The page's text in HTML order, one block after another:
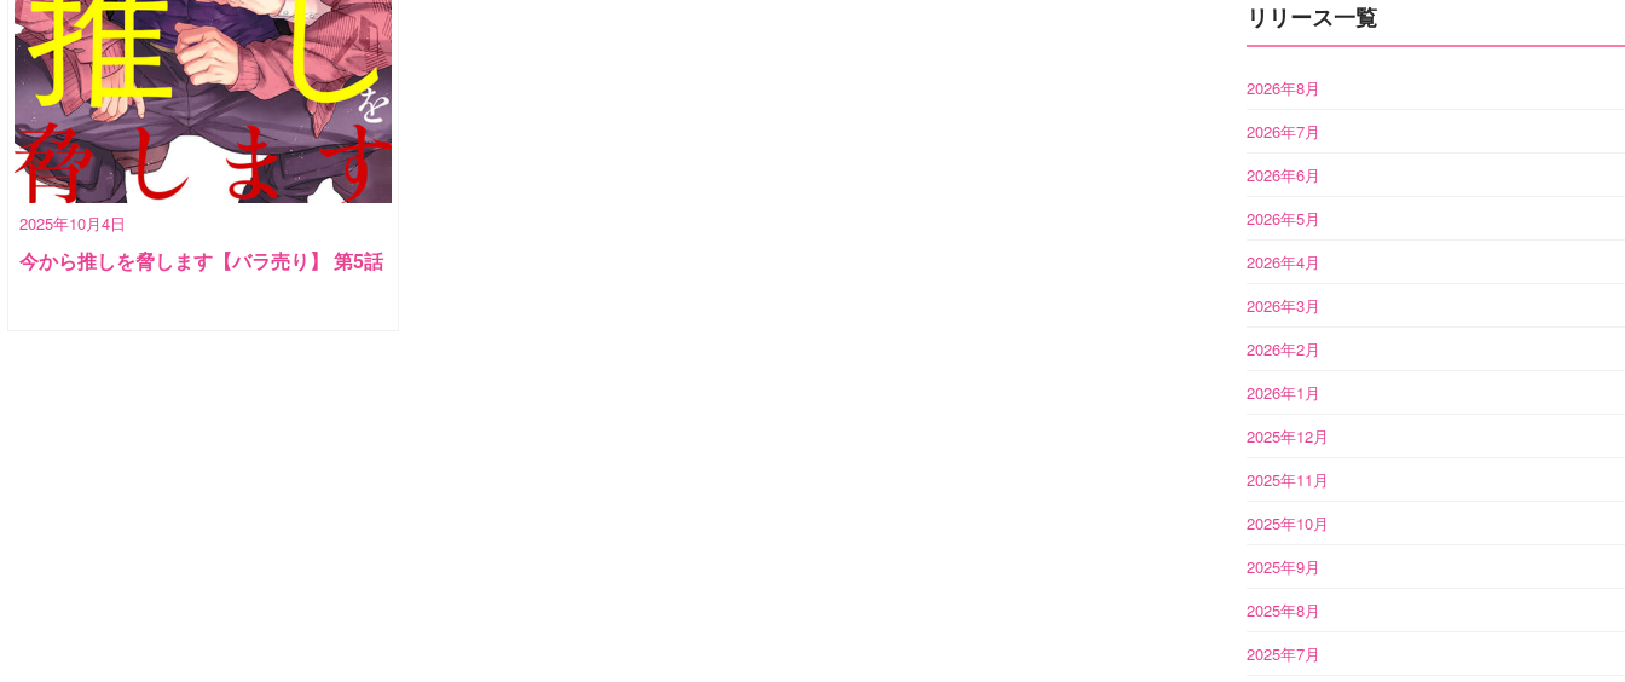
2025年10月4日
今から推しを脅します【バラ売り】 第5話
リリース一覧
2026年8月
2026年7月
2026年6月
2026年5月
2026年4月
2026年3月
2026年2月
2026年1月
2025年12月
2025年11月
2025年10月
2025年9月
2025年8月
2025年7月